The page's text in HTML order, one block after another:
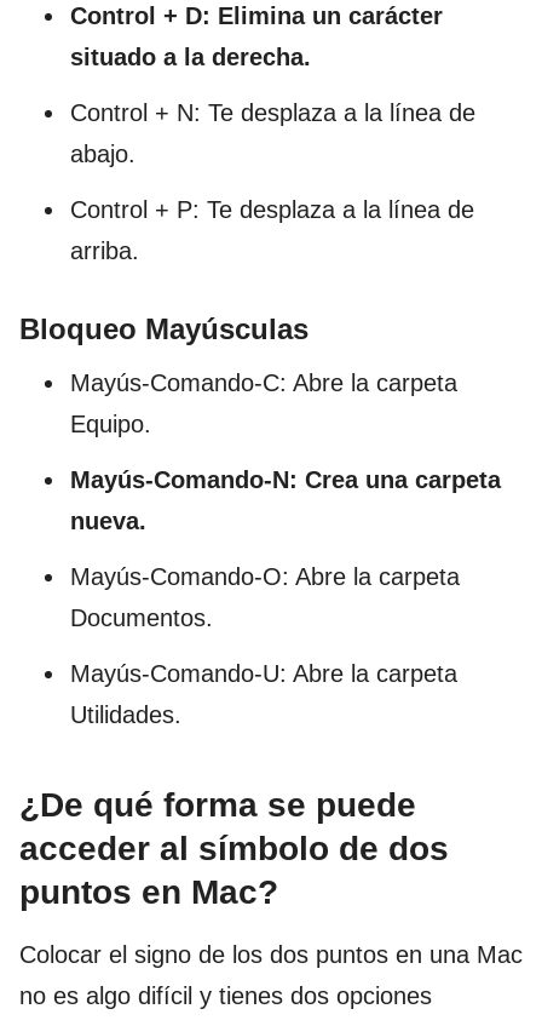
Control + D: Elimina un carácter
situado a la derecha.
Control + N: Te desplaza a la línea de
abajo.
Control + P: Te desplaza a la línea de
arriba.
Bloqueo Mayúsculas
Mayús-Comando-C: Abre la carpeta
Equipo.
Mayús-Comando-N: Crea una carpeta
nueva.
Mayús-Comando-O: Abre la carpeta
Documentos.
Mayús-Comando-U: Abre la carpeta
Utilidades.
¿De qué forma se puede
acceder al símbolo de dos
puntos en Mac?
Colocar el signo de los dos puntos en una Mac
no es algo difícil y tienes dos opciones